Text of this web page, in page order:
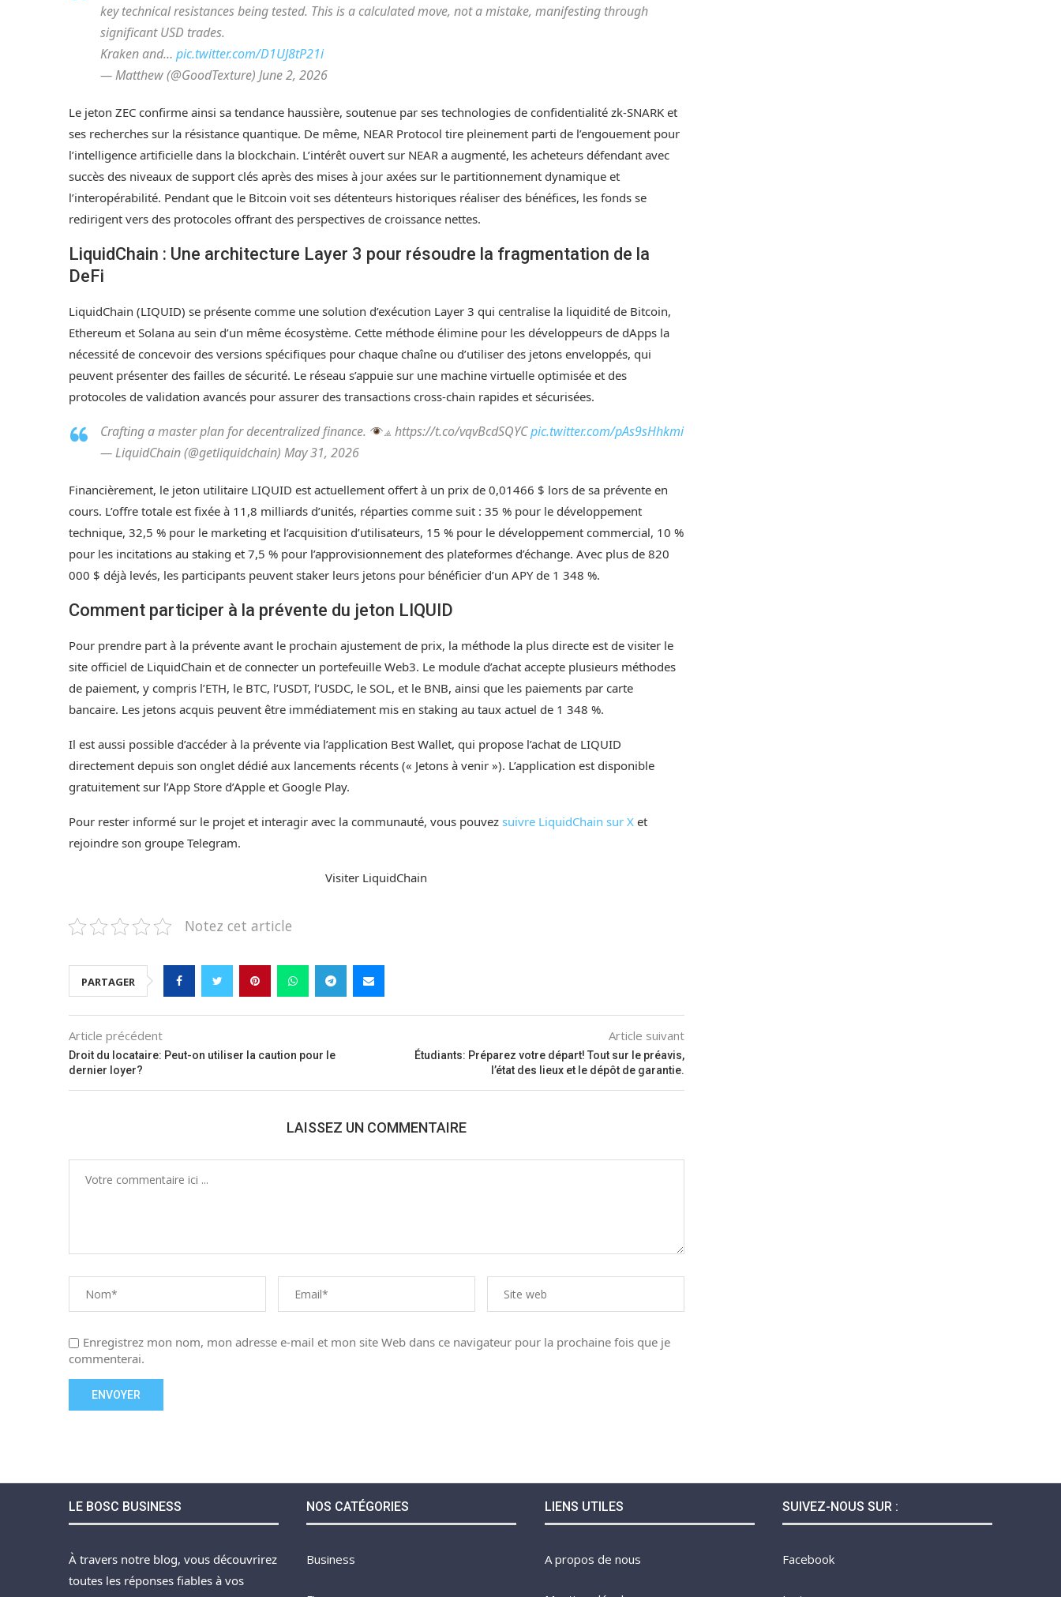
key technical resistances being tested. This is a calculated move, not a mistake, manifesting through
significant USD trades.
Kraken and… pic.twitter.com/D1UJ8tP21i
— Matthew (@GoodTexture) June 2, 2026
Le jeton ZEC confirme ainsi sa tendance haussière, soutenue par ses technologies de confidentialité zk-SNARK et
ses recherches sur la résistance quantique. De même, NEAR Protocol tire pleinement parti de l’engouement pour
l’intelligence artificielle dans la blockchain. L’intérêt ouvert sur NEAR a augmenté, les acheteurs défendant avec
succès des niveaux de support clés après des mises à jour axées sur le partitionnement dynamique et
l’interopérabilité. Pendant que le Bitcoin voit ses détenteurs historiques réaliser des bénéfices, les fonds se
redirigent vers des protocoles offrant des perspectives de croissance nettes.
LiquidChain : Une architecture Layer 3 pour résoudre la fragmentation de la
DeFi
LiquidChain (LIQUID) se présente comme une solution d’exécution Layer 3 qui centralise la liquidité de Bitcoin,
Ethereum et Solana au sein d’un même écosystème. Cette méthode élimine pour les développeurs de dApps la
nécessité de concevoir des versions spécifiques pour chaque chaîne ou d’utiliser des jetons enveloppés, qui
peuvent présenter des failles de sécurité. Le réseau s’appuie sur une machine virtuelle optimisée et des
protocoles de validation avancés pour assurer des transactions cross-chain rapides et sécurisées.
Crafting a master plan for decentralized finance. ⟁ https://t.co/vqvBcdSQYCpic.twitter.com/pAs9sHhkmi
— LiquidChain (@getliquidchain) May 31, 2026
Financièrement, le jeton utilitaire LIQUID est actuellement offert à un prix de 0,01466 $ lors de sa prévente en
cours. L’offre totale est fixée à 11,8 milliards d’unités, réparties comme suit : 35 % pour le développement
technique, 32,5 % pour le marketing et l’acquisition d’utilisateurs, 15 % pour le développement commercial, 10 %
pour les incitations au staking et 7,5 % pour l’approvisionnement des plateformes d’échange. Avec plus de 820
000 $ déjà levés, les participants peuvent staker leurs jetons pour bénéficier d’un APY de 1 348 %.
Comment participer à la prévente du jeton LIQUID
Pour prendre part à la prévente avant le prochain ajustement de prix, la méthode la plus directe est de visiter le
site officiel de LiquidChain et de connecter un portefeuille Web3. Le module d’achat accepte plusieurs méthodes
de paiement, y compris l’ETH, le BTC, l’USDT, l’USDC, le SOL, et le BNB, ainsi que les paiements par carte
bancaire. Les jetons acquis peuvent être immédiatement mis en staking au taux actuel de 1 348 %.
Il est aussi possible d’accéder à la prévente via l’application Best Wallet, qui propose l’achat de LIQUID
directement depuis son onglet dédié aux lancements récents (« Jetons à venir »). L’application est disponible
gratuitement sur l’App Store d’Apple et Google Play.
Pour rester informé sur le projet et interagir avec la communauté, vous pouvez suivre LiquidChain sur X et
rejoindre son groupe Telegram.
Visiter LiquidChain
Notez cet article
PARTAGER
Article précédent
Droit du locataire: Peut-on utiliser la caution pour le
dernier loyer?
Article suivant
Étudiants: Préparez votre départ! Tout sur le préavis,
l’état des lieux et le dépôt de garantie.
LAISSEZ UN COMMENTAIRE
Enregistrez mon nom, mon adresse e-mail et mon site Web dans ce navigateur pour la prochaine fois que je
commenterai.
LE BOSC BUSINESS
À travers notre blog, vous découvrirez
toutes les réponses fiables à vos
NOS CATÉGORIES
Business
LIENS UTILES
A propos de nous
SUIVEZ-NOUS SUR :
Facebook